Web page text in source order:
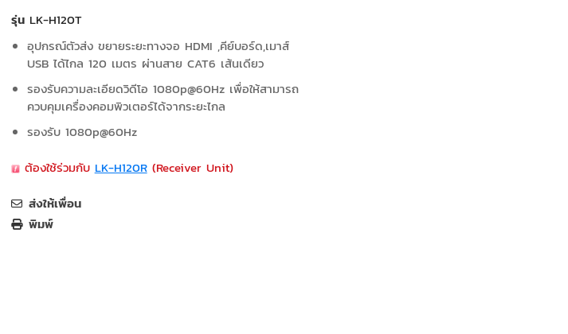
รุ่น LK-H120T
อุปกรณ์ตัวส่ง ขยายระยะทางจอ HDMI ,คีย์บอร์ด,เมาส์
USB ได้ไกล 120 เมตร ผ่านสาย CAT6 เส้นเดียว
รองรับความละเอียดวิดีโอ 1080p@60Hz เพื่อให้สามารถ
ควบคุมเครื่องคอมพิวเตอร์ได้จากระยะไกล
รองรับ 1080p@60Hz
ต้องใช้ร่วมกับ LK-H120R(Receiver Unit)
ส่งให้เพื่อน
พิมพ์